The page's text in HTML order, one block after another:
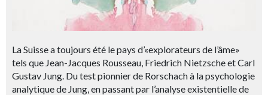
La Suisse a toujours été le pays d’«explorateurs de l’âme»
tels que Jean-Jacques Rousseau, Friedrich Nietzsche et Carl
Gustav Jung. Du test pionnier de Rorschach à la psychologie
analytique de Jung, en passant par l’analyse existentielle de